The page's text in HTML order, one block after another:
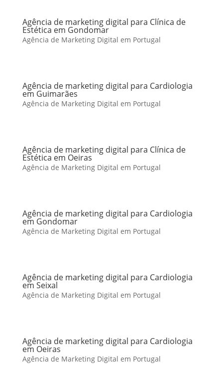
Agência de marketing digital para Clínica de
Estética em Gondomar
Agência de Marketing Digital em Portugal
Agência de marketing digital para Cardiologia
em Guimarães
Agência de Marketing Digital em Portugal
Agência de marketing digital para Clínica de
Estética em Oeiras
Agência de Marketing Digital em Portugal
Agência de marketing digital para Cardiologia
em Gondomar
Agência de Marketing Digital em Portugal
Agência de marketing digital para Cardiologia
em Seixal
Agência de Marketing Digital em Portugal
Agência de marketing digital para Cardiologia
em Oeiras
Agência de Marketing Digital em Portugal